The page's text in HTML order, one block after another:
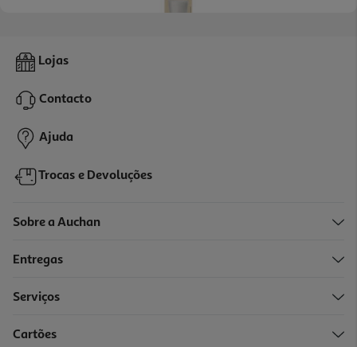
Bebida Aveia Auchan Sem Açúcares Adicionados 1l
0,95 €
Lojas
Contacto
Ajuda
Trocas e Devoluções
Sobre a Auchan
Entregas
Serviços
Cartões